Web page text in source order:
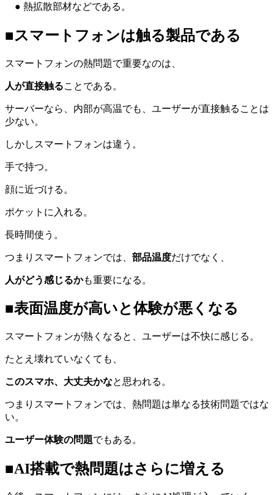
● 熱拡散部材などである。
■スマートフォンは触る製品である
スマートフォンの熱問題で重要なのは、
人が直接触ることである。
サーバーなら、内部が高温でも、ユーザーが直接触ることは
少ない。
しかしスマートフォンは違う。
手で持つ。
顔に近づける。
ポケットに入れる。
長時間使う。
つまりスマートフォンでは、 部品温度だけでなく、
人がどう感じるかも重要になる。
■表面温度が高いと体験が悪くなる
スマートフォンが熱くなると、ユーザーは不快に感じる。
たとえ壊れていなくても、
このスマホ、大丈夫かなと思われる。
つまりスマートフォンでは、熱問題は単なる技術問題ではな
い。
ユーザー体験の問題でもある。
■AI搭載で熱問題はさらに増える